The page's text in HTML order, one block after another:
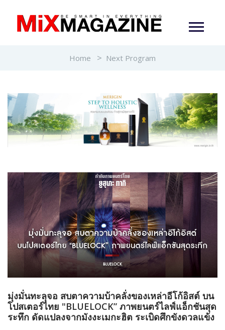
Home Next Program
มุ่งมั่นทะลุจอ สบตาความบ้าคลั่งของเหล่าอีโก้อิสต์ บน
โปสเตอร์ไทย "BLUELOCK” ภาพยนตร์ไลฟ์แอ็กชันสุด
ระทึก ดัดแปลงจากมังงะเมกะฮิต ระเบิดศึกขังดวลแข้ง